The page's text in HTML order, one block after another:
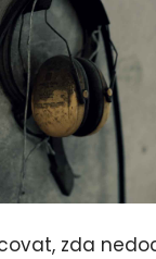
zda